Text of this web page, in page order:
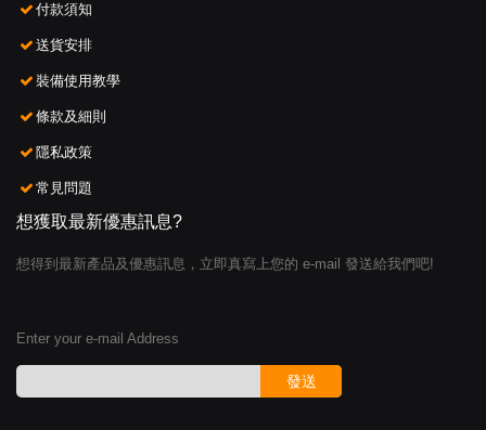
付款須知
送貨安排
裝備使用教學
條款及細則
隱私政策
常見問題
想獲取最新優惠訊息?
想得到最新產品及優惠訊息，立即真寫上您的 e-mail 發送給我們吧!
Enter your e-mail Address
發送